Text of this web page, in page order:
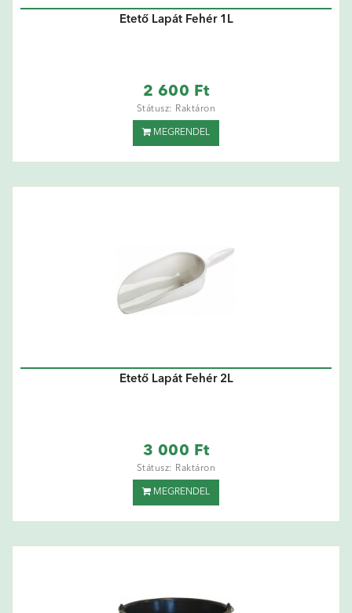
Etető Lapát Fehér 1L
2 600 Ft
Státusz: Raktáron
MEGRENDEL
Etető Lapát Fehér 2L
3 000 Ft
Státusz: Raktáron
MEGRENDEL